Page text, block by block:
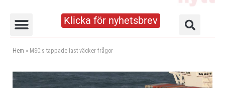
Klicka för nyhetsbrev
Hem » MSC:s tappade last väcker frågor